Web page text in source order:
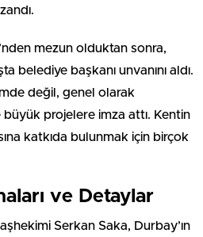
mezun olduktan sonra,
belediye başkanı unvanını aldı.
değil, genel olarak
büyük projelere imza attı. Kentin
katkıda bulunmak için birçok
ve Detaylar
Serkan Saka, Durbay’ın